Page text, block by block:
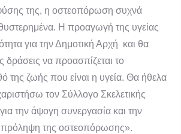
της, η οστεοπόρωση συχνά
Η προαγωγή της υγείας
για την Δημοτική Αρχή και θα
δράσεις να προασπίζεται το
της ζωής που είναι η υγεία. Θα ήθελα
τον Σύλλογο Σκελετικής
την άψογη συνεργασία και την
της οστεοπόρωσης».